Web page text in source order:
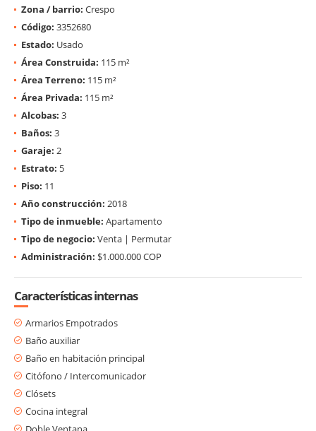
Zona / barrio: Crespo
Código: 3352680
Estado: Usado
Área Construida: 115 m²
Área Terreno: 115 m²
Área Privada: 115 m²
Alcobas: 3
Baños: 3
Garaje: 2
Estrato: 5
Piso: 11
Año construcción: 2018
Tipo de inmueble: Apartamento
Tipo de negocio: Venta | Permutar
Administración: $1.000.000 COP
Características internas
Armarios Empotrados
Baño auxiliar
Baño en habitación principal
Citófono / Intercomunicador
Clósets
Cocina integral